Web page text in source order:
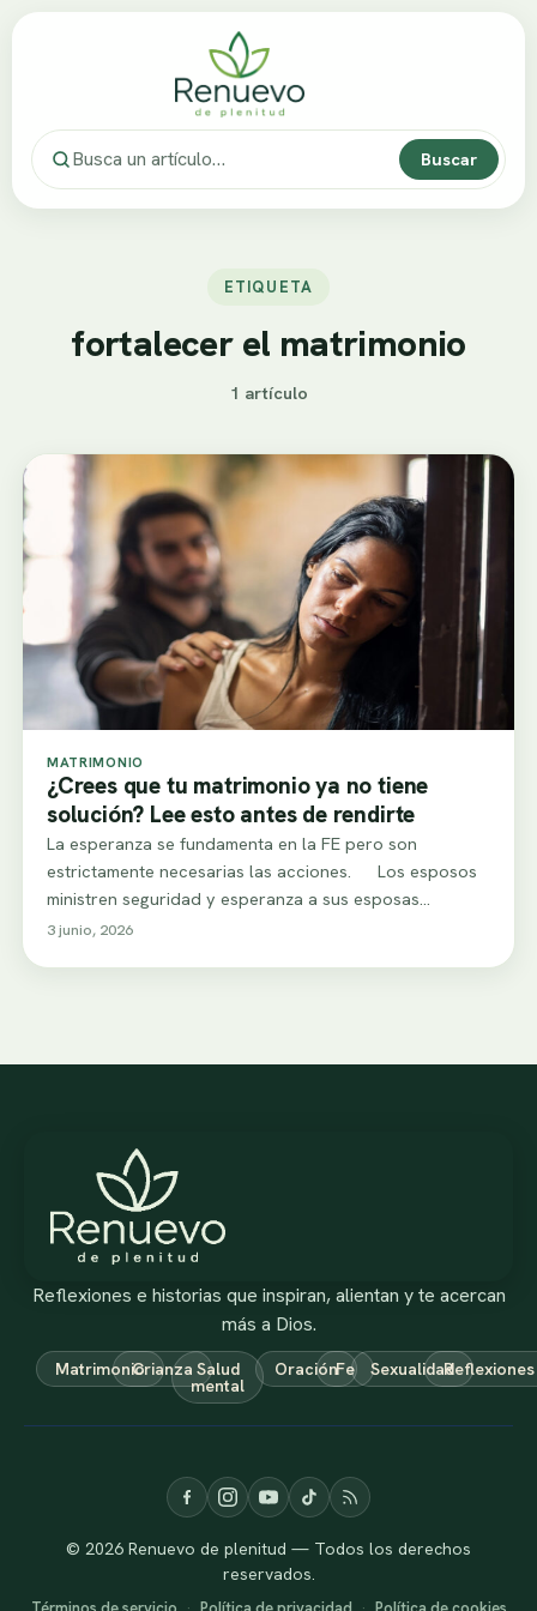
Buscar
ETIQUETA
fortalecer el matrimonio
1 artículo
MATRIMONIO
¿Crees que tu matrimonio ya no tiene
solución? Lee esto antes de rendirte
La esperanza se fundamenta en la FE pero son
estrictamente necesarias las acciones. Los esposos
ministren seguridad y esperanza a sus esposas…
3 junio, 2026
Reflexiones e historias que inspiran, alientan y te acercan
más a Dios.
MatrimonioCrianza Salud
mental
OraciónFe SexualidadReflexiones
© 2026 Renuevo de plenitud — Todos los derechos
reservados.